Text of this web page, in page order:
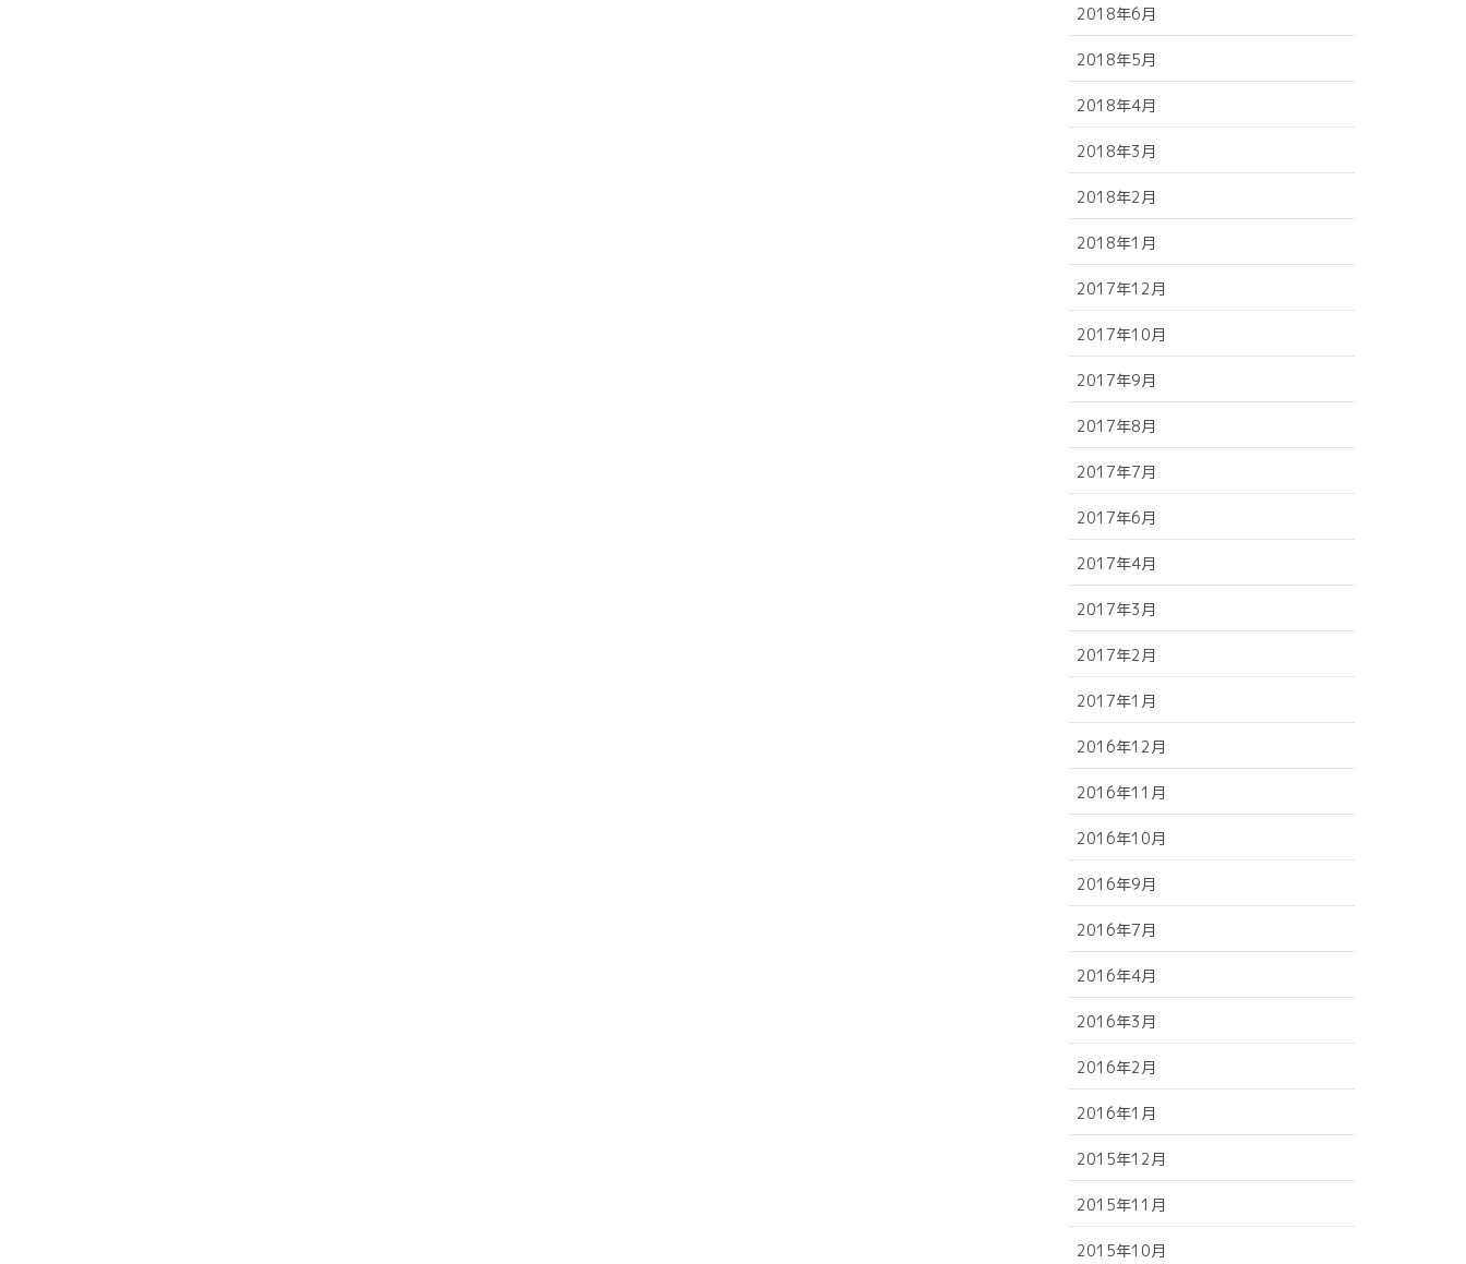
2018年6月
2018年5月
2018年4月
2018年3月
2018年2月
2018年1月
2017年12月
2017年10月
2017年9月
2017年8月
2017年7月
2017年6月
2017年4月
2017年3月
2017年2月
2017年1月
2016年12月
2016年11月
2016年10月
2016年9月
2016年7月
2016年4月
2016年3月
2016年2月
2016年1月
2015年12月
2015年11月
2015年10月